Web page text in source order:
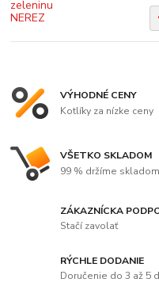
VÝHODNÉ CENY
Kotlíky za nízke ceny
VŠETKO SKLADOM
99 % držíme skladom
ZÁKAZNÍCKA
Stačí zavolať
RÝCHLE DODANIE
Doručenie do 3 až 5